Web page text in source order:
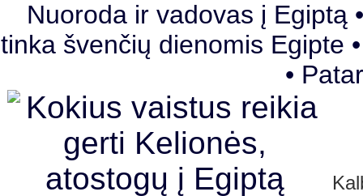
Nuoroda ir vadovas į Egiptą
tinka švenčių dienomis Egipte
•